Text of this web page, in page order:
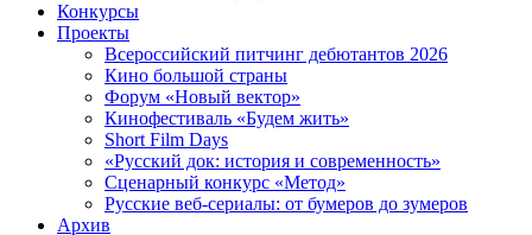
Конкурсы
Проекты
Всероссийский питчинг дебютантов 2026
Кино большой страны
Форум «Новый вектор»
Кинофестиваль «Будем жить»
Short Film Days
«Русский док: история и современность»
Сценарный конкурс «Метод»
Русские веб-сериалы: от бумеров до зумеров
Архив